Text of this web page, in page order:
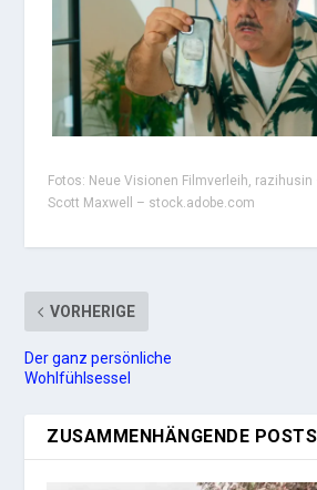
Fotos: Neue Visionen Filmverleih,
Scott Maxwell – stock.adobe.com
VORHERIGE
Der ganz persönliche
Wohlfühlsessel
ZUSAMMENHÄNGENDE POSTS